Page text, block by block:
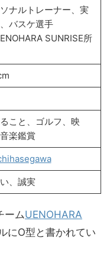
ナルトレーナー、実
バスケ選手
SUNRISE所
こと、ゴルフ、映
楽鑑賞
、誠実
ームUENOHARA
にO型と書かれてい